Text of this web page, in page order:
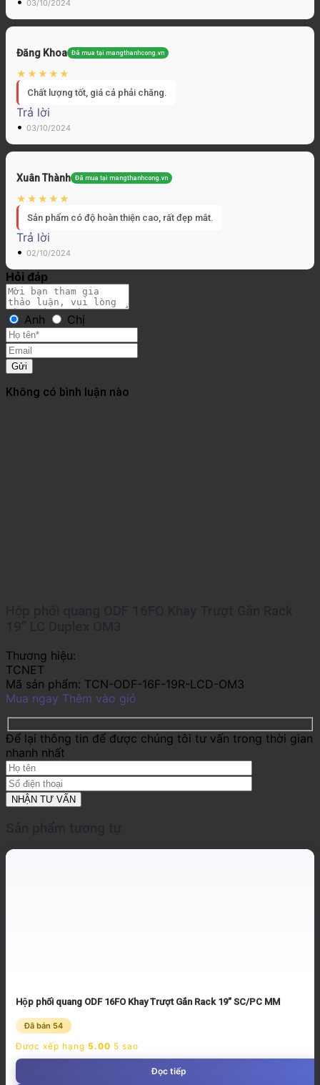
03/10/2024
Đăng Khoa Đã mua tại mangthanhcong.vn
Chất lượng tốt, giá cả phải chăng.
Trả lời
• 03/10/2024
Xuân Thành Đã mua tại mangthanhcong.vn
Sản phẩm có độ hoàn thiện cao, rất đẹp mắt.
Trả lời
• 02/10/2024
Hỏi đáp
Anh Chị
Gửi
Không có bình luận nào
Thương hiệu:
TCNET
Mã sản phẩm: TCN-ODF-16F-19R-LCD-OM3
Mua ngay Thêm vào giỏ
Để lại thông tin để được chúng tôi tư vấn trong thời gian
nhanh nhất
Hộp phối quang ODF 16FO Khay Trượt Gắn Rack 19” SC/PC MM
Đã bán 54
Được xếp hạng 5.00 5 sao
Đọc tiếp